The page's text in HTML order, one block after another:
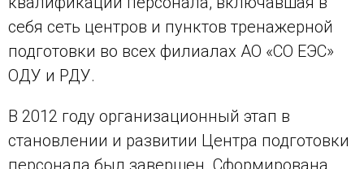
себя сеть центров и пунктов тренажерной
подготовки во всех филиалах АО «СО ЕЭС»
ОДУ и РДУ.
В 2012 году организационный этап в
становлении и развитии Центра подготовки
персонала был завершен. Сформирована